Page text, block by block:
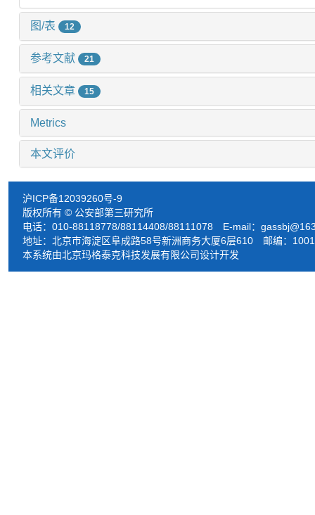
图/表 12
参考文献 21
相关文章 15
Metrics
本文评价
沪ICP备12039260号-9
版权所有 © 公安部第三研究所
电话：010-88118778/88114408/88111078 E-mail：
地址：北京市海淀区阜成路58号新洲商务大厦6层610 邮编：
本系统由北京玛格泰克科技发展有限公司设计开发